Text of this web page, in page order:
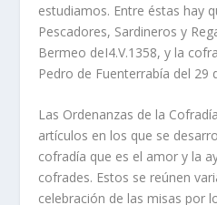
estudiamos. Entre éstas hay
Pescadores, Sardineros y
Bermeo deI4.V.1358, y la
Pedro de Fuenterrabí­a del 29
Las Ordenanzas de la
artí­culos en los que se
cofradí­a que es el amor y la
cofrades. Estos se reúnen
celebración de las misas por